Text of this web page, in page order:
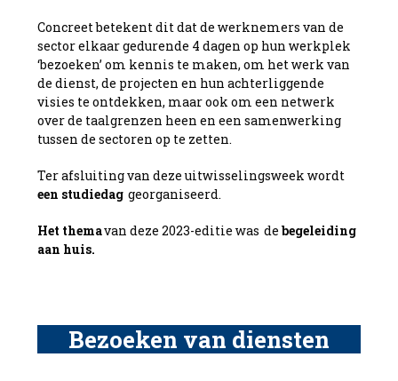
Concreet betekent dit dat de werknemers van de
sector elkaar gedurende 4 dagen op hun werkplek
‘bezoeken’ om kennis te maken, om het werk van
de dienst, de projecten en hun achterliggende
visies te ontdekken, maar ook om een netwerk
over de taalgrenzen heen en een samenwerking
tussen de sectoren op te zetten.
Ter afsluiting van deze uitwisselingsweek wordt
een studiedag georganiseerd.
Het themavan deze 2023-editie was de begeleiding
aan huis.
Bezoeken van diensten